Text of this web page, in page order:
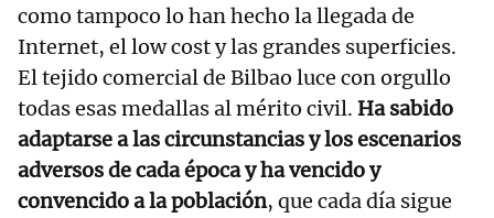
como tampoco lo han hecho la llegada de
Internet, el low cost y las grandes superficies.
El tejido comercial de Bilbao luce con orgullo
todas esas medallas al mérito civil. Ha sabido
adaptarse a las circunstancias y los escenarios
adversos de cada época y ha vencido y
convencido a la población, que cada día sigue